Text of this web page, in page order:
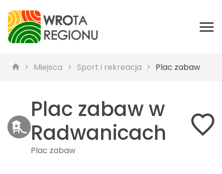
Miejsca Sport i rekreacja Plac zabaw
Plac zabaw w
Radwanicach
Plac zabaw